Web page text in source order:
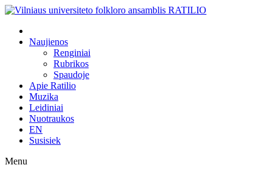
Naujienos
Renginiai
Rubrikos
Spaudoje
Apie Ratilio
Muzika
Leidiniai
Nuotraukos
EN
Susisiek
Menu